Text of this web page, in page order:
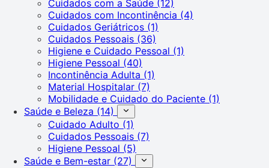
Cuidados com a Saúde (12)
Cuidados com Incontinência (4)
Cuidados Geriátricos (1)
Cuidados Pessoais (36)
Higiene e Cuidado Pessoal (1)
Higiene Pessoal (40)
Incontinência Adulta (1)
Material Hospitalar (7)
Mobilidade e Cuidado do Paciente (1)
Saúde e Beleza (14)
Cuidado Adulto (1)
Cuidados Pessoais (7)
Higiene Pessoal (5)
Saúde e Bem-estar (27)